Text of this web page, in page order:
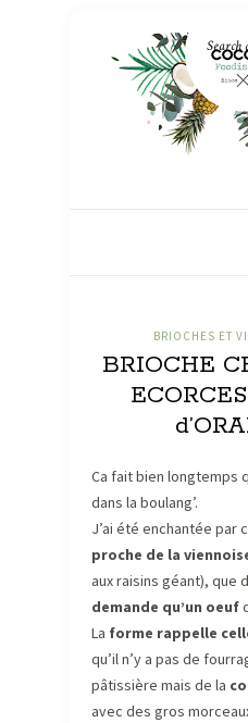
BRIOCHES ET
BRIOCHE
Ca fait bien longtemps
dans la boulang’.
J’ai été enchantée
proche de la
aux raisins géant), que
demande qu’un oeuf
La forme rappelle
qu’il n’y a pas de
pâtissière mais de la
avec des gros